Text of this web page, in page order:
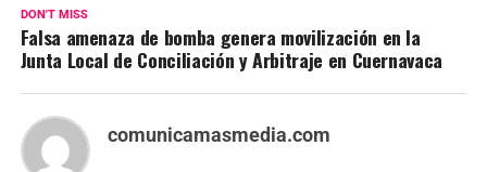
DON'T MISS
Falsa amenaza de bomba genera movilización en la
Junta Local de Conciliación y Arbitraje en Cuernavaca
comunicamasmedia.com